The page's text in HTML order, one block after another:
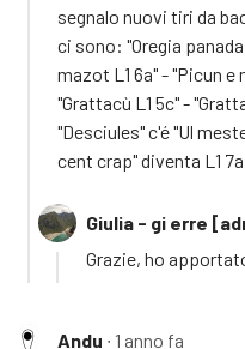
segnalo nuovi tiri da
ci sono: "Oregia
mazot L1 6a" - "Picun
"Grattacù L1 5c" -
"Desciules" c'é "Ul
cent crap" diventa L1
Giulia - gi erre
Grazie, ho
Andu ∙ 1 anno fa